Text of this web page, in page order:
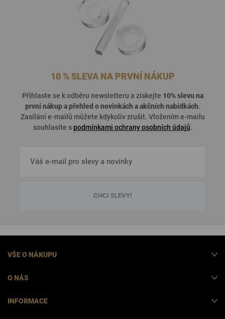
10 % SLEVA NA PRVNÍ NÁKUP
Přihlaste se k odběru newsletteru a získejte 10% slevu na
první nákup a přehled o novinkách a akčních nabídkách.
Zasílání e-mailů můžete kdykoliv zrušit. Vložením e-mailu
souhlasíte s podmínkami ochrany osobních údajů.
CHCI SLEVY!
VŠE O NÁKUPU
O NÁS
INFORMACE